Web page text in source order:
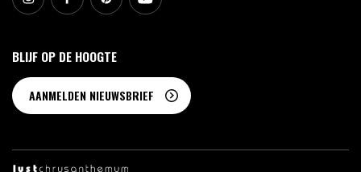
BLIJF OP DE HOOGTE
AANMELDEN NIEUWSBRIEF